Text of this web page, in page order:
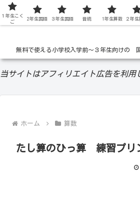
低学年の無料学習
無料で使える小学校入学前〜３年生向けの
当サイトはアフィリエイト広告を利用
ホーム 算数
たし算のひっ算 練習プリ
１年生こく
ご
2年生国語 ３年生国語 音読 1年生算数 ２年